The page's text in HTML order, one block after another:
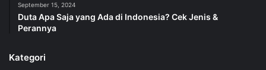
September 15, 2024
Duta Apa Saja yang Ada di Indonesia? Cek Jenis &
Perannya
Kategori